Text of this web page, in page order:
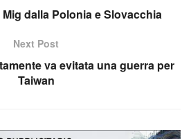
dalla Polonia e Slovacchia
Next Post
va evitata una guerra per
Taiwan